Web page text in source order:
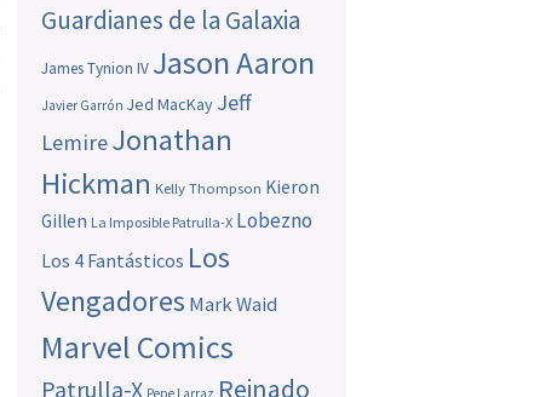
Guardianes de la Galaxia
James Tynion IV Jason Aaron
Javier Garrón Jed MacKay Jeff
LemireJonathan
Hickman Kelly Thompson Kieron
Gillen La Imposible Patrulla-X Lobezno
Los 4 Fantásticos Los
Vengadores Mark Waid
Marvel Comics
Patrulla-X
Reinado